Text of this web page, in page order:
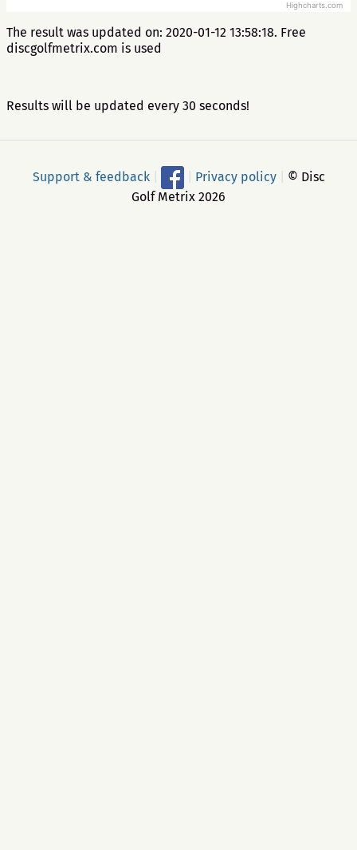
Highcharts.com
The result was updated on: 2020-01-12 13:58:18. Free
discgolfmetrix.com is used
Results will be updated every 30 seconds!
Support & feedback Privacy policy
© Disc
Golf Metrix 2026